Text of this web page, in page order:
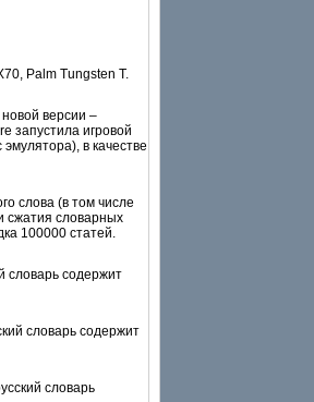
Palm Tungsten T.
версии –
запустила игровой
в качестве
слова (в том числе
сжатия словарных
100000 статей.
словарь содержит
словарь содержит
словарь